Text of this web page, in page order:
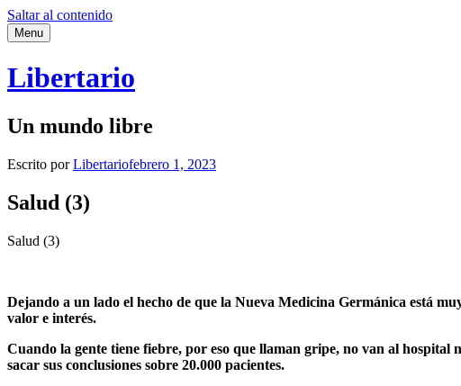
Saltar al contenido
Menu
Libertario
Un mundo libre
Escrito porLibertariofebrero 1, 2023
Salud (3)
Salud (3)
Dejando a un lado el hecho de que la Nueva Medicina Germánica está
valor e interés.
Cuando la gente tiene fiebre, por eso que llaman gripe, no van al hospital
sacar sus conclusiones sobre 20.000 pacientes.